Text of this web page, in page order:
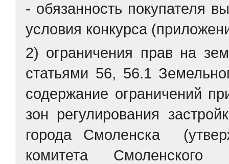
- обязанность покупателя
условия конкурса
2) ограничения прав на
статьями 56, 56.1
содержание ограничений
зон регулирования
города Смоленска
комитета Смоленского